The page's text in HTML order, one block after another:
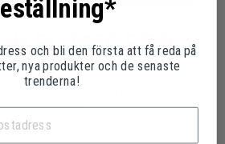
RO MED RFID
TEKNIK
och dina kreditkort säkra hela tiden.
material för att blockera
och bli den första att få reda på
nya produkter och de senaste
trenderna!